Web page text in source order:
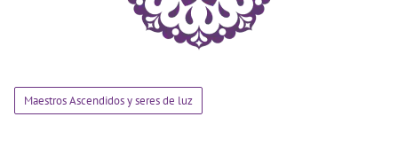
Maestros Ascendidos y seres de luz